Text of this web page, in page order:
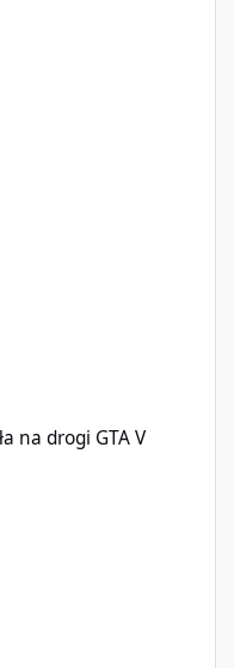
na drogi GTA V